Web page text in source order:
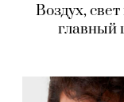
Воздух,
главный